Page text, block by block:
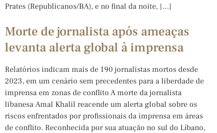
Prates (Republicanos/BA), e no final da noite, […]
Morte de jornalista após ameaças
levanta alerta global à imprensa
Relatórios indicam mais de 190 jornalistas mortos desde
2023, em um cenário sem precedentes para a liberdade de
imprensa em zonas de conflito A morte da jornalista
libanesa Amal Khalil reacende um alerta global sobre os
riscos enfrentados por profissionais da imprensa em áreas
de conflito. Reconhecida por sua atuação no sul do Líbano,